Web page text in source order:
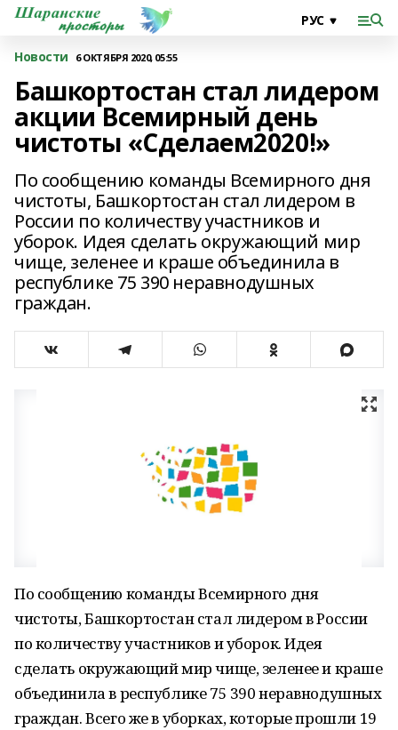
Новости 6 ОКТЯБРЯ 2020, 05:55
Башкортостан стал лидером
акции Всемирный день
чистоты «Сделаем2020!»
По сообщению команды Всемирного дня
чистоты, Башкортостан стал лидером в
России по количеству участников и
уборок. Идея сделать окружающий мир
чище, зеленее и краше объединила в
республике 75 390 неравнодушных
граждан.
По сообщению команды Всемирного дня
чистоты, Башкортостан стал лидером в России
по количеству участников и уборок. Идея
сделать окружающий мир чище, зеленее и краше
объединила в республике 75 390 неравнодушных
граждан. Всего же в уборках, которые прошли 19